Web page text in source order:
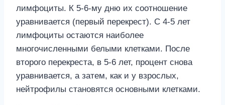
лимфоциты. К 5-6-му дню их соотношение
уравнивается (первый перекрест). С 4-5 лет
лимфоциты остаются наиболее
многочисленными белыми клетками. После
второго перекреста, в 5-6 лет, процент снова
уравнивается, а затем, как и у взрослых,
нейтрофилы становятся основными клетками.